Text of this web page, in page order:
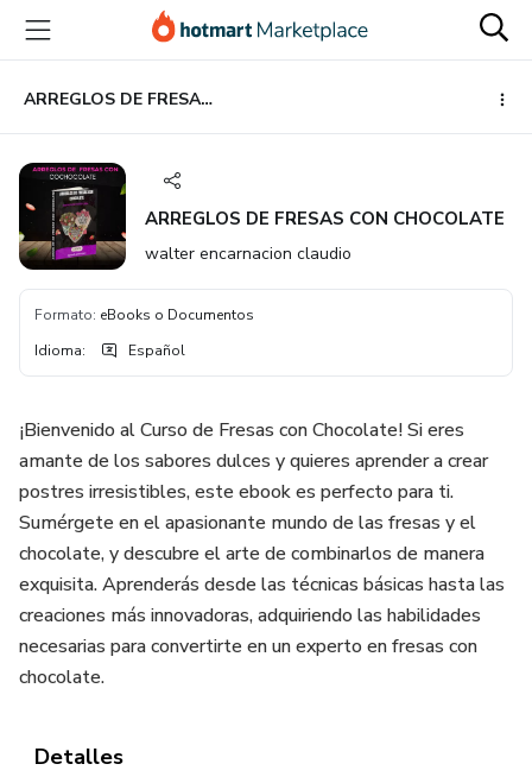
principal
página
de
página
ARREGLOS DE FRESAS CON CHOCOLATE
ARREGLOS DE FRESAS CON CHOCOLATE
walter encarnacion claudio
Formato: eBooks o Documentos
Idioma: Español
¡Bienvenido al Curso de Fresas con Chocolate! Si eres
amante de los sabores dulces y quieres aprender a crear
postres irresistibles, este ebook es perfecto para ti.
Sumérgete en el apasionante mundo de las fresas y el
chocolate, y descubre el arte de combinarlos de manera
exquisita. Aprenderás desde las técnicas básicas hasta las
creaciones más innovadoras, adquiriendo las habilidades
necesarias para convertirte en un experto en fresas con
chocolate.
Detalles